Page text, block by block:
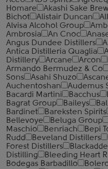
Homare
Akashi Sake
Bichot
Alistair Duncan
Alvisa Alcohol Group
Ambrosia
An Cnoc
Angus Dundee Distillers
Antica Distilleria Quaglia
Distillery
Arcane Arcon
Armando Bermudez & Co
Sons
Asahi Shuzo
Auchentoshan
Audemus
Bacardi Martini
Bacchus
Bagrat Group
Baileys
Bardinet
Bareksten Spirits
Bellevoye
Beluga Group
Maschio
Benriach Bepi
Rudd
Beveland Distillers
Forest Distillers
Distilling
Bleeding Heart
Bodegas Barbadillo